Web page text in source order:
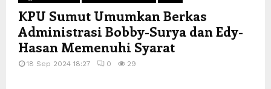
KPU Sumut Umumkan Berkas
Administrasi Bobby-Surya dan Edy-
Hasan Memenuhi Syarat
18 Sep 2024 18:27 0 29